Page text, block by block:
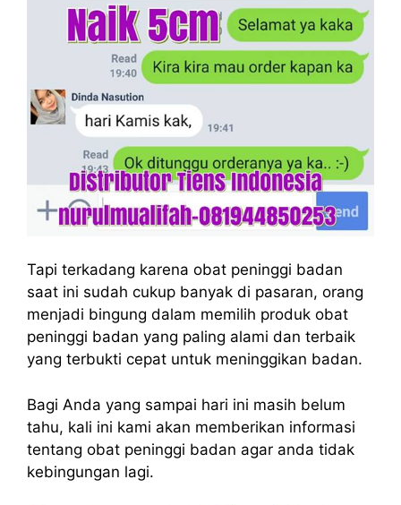
Tapi terkadang karena obat peninggi badan
saat ini sudah cukup banyak di pasaran, orang
menjadi bingung dalam memilih produk obat
peninggi badan yang paling alami dan terbaik
yang terbukti cepat untuk meninggikan badan.
Bagi Anda yang sampai hari ini masih belum
tahu, kali ini kami akan memberikan informasi
tentang obat peninggi badan agar anda tidak
kebingungan lagi.